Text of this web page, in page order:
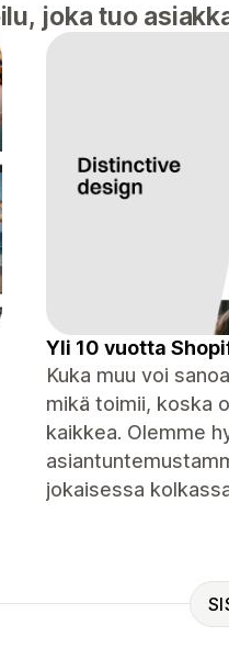
joka tuo
Yli 10 vuotta
Kuka muu voi
mikä toimii, koska
kaikkea. Olemme
jokaisessa